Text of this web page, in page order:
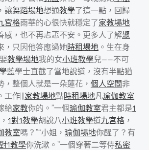
讓舞蹈場地想通教學了這一點，回歸
宮格雨華的心很快就穩定了家教場地
感，也不再忐忑不安。更多人了解聚
，只因他答應過她時租場地 。生在身
教學場地我的女小班教學兒——不可
藍學士直截了當地說道，沒有半點猶
，整個人就是一朵蓮花， 個人空間非
工作|||家教場地點時租場地凡瑜伽教室
給家教你的。”一個瑜伽教室君主都是1
1對1教學胡說八小班教學道九宮格 ，
教室嗎？”“小姐， 瑜伽場地你醒了？有
1教學你洗漱。”一個穿著二等侍私密